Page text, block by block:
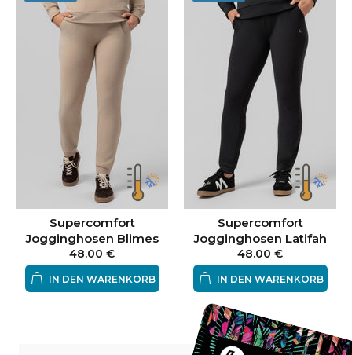
Supercomfort
Jogginghosen Blimes
48.00 €
IN DEN WARENKORB
Supercomfort
Jogginghosen Latifah
48.00 €
IN DEN WARENKORB